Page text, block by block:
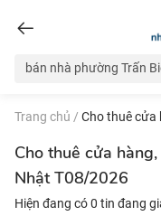
Trang chủ / Cho thuê cửa
Cho thuê cửa
Nhật T08/2026
Hiện đang có 0 tin đang